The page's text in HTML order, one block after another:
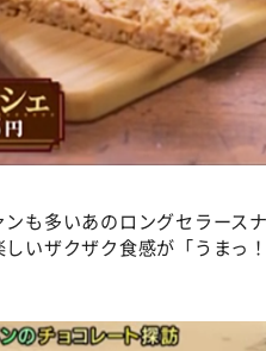
も多いあのロングセラース
いザクザク食感が「うまっ